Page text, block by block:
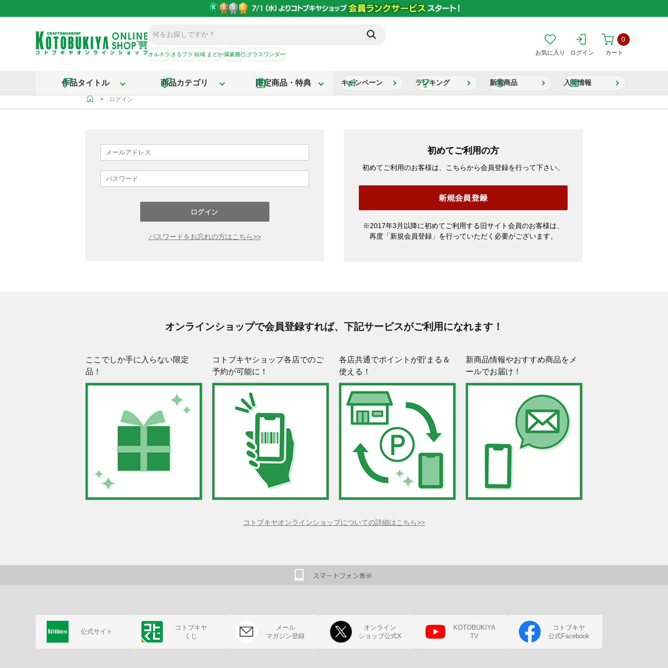
オルネラきるプラ 結城 まどか爆豪勝己グラスワンダー お気に入り ログイン カート
0
作品タイトル 商品カテゴリ 限定商品・特典 キャンペーン ランキング 新着商品 入荷情報
＞ ログイン
パスワードをお忘れの方はこちら>>
初めてご利用の方
初めてご利用のお客様は、こちらから会員登録を行って下さい。
※2017年3月以降に初めてご利用する旧サイト会員のお客様は、
再度「新規会員登録」を行っていただく必要がございます。
オンラインショップで会員登録すれば、下記サービスがご利用になれます！
ここでしか手に入らない限定
品！
コトブキヤショップ各店でのご
予約が可能に！
各店共通でポイントが貯まる＆
使える！
新商品情報やおすすめ商品をメ
ールでお届け！
コトブキヤオンラインショップについての詳細はこちら>>
公式サイト
コトブキヤ
くじ
メール
マガジン登録
オンライン
ショップ公式X
KOTOBUKIYA
TV
コトブキヤ
公式Facebook